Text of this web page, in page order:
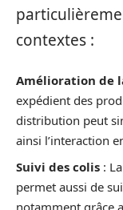
contextes :
Amélioration de
expédient des
distribution peut
ainsi l’interaction
Suivi des colis :
permet aussi de
notamment grâce